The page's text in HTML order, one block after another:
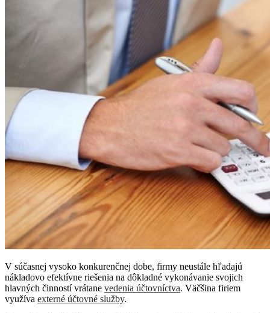
V súčasnej vysoko konkurenčnej dobe, firmy neustále hľadajú
nákladovo efektívne riešenia na dôkladné vykonávanie svojich
hlavných činností vrátane vedenia účtovníctva. Väčšina firiem
využíva externé účtovné služby.